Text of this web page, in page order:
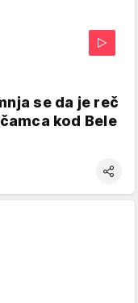
se da je reč
kod Bele